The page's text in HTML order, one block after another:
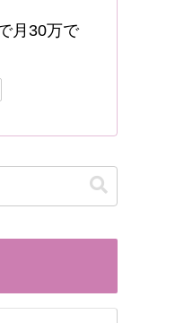
月30万で